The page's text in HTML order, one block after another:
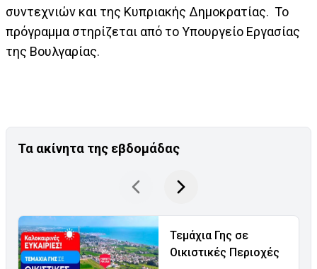
συντεχνιών και της Κυπριακής Δημοκρατίας. Το
πρόγραμμα στηρίζεται από το Υπουργείο Εργασίας
της Βουλγαρίας.
Τα ακίνητα της εβδομάδας
Τεμάχια Γης σε
Οικιστικές Περιοχές